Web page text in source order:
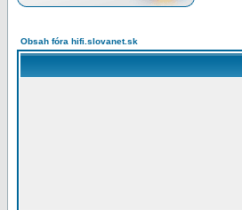
Obsah fóra hifi.slovanet.sk